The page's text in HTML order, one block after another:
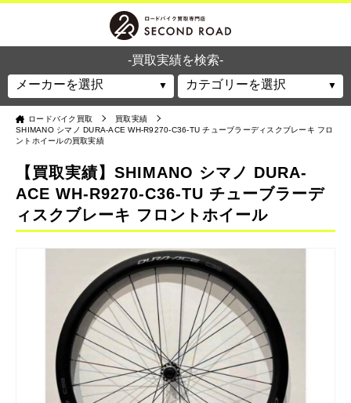
-買取実績を検索-
ロードバイク買取
買取実績
SHIMANO シマノ DURA-ACE WH-R9270-C36-TU チューブラーディスクブレーキ フロ
ントホイールの買取実績
【買取実績】SHIMANO シマノ DURA-
ACE WH-R9270-C36-TU チューブラーデ
ィスクブレーキ フロントホイール